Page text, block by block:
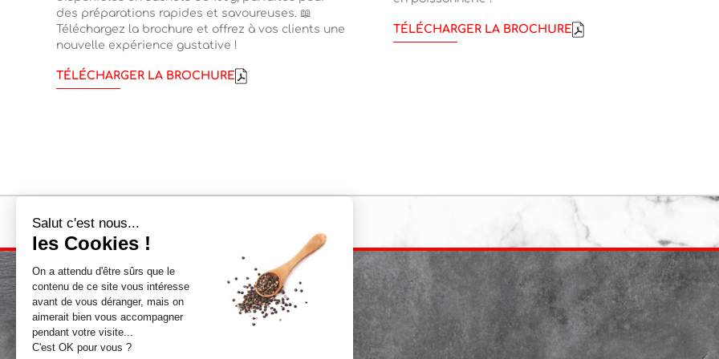
des préparations rapides et savoureuses. 📖
Téléchargez la brochure et offrez à vos clients une
nouvelle expérience gustative !
TÉLÉCHARGER LA BROCHURE
TÉLÉCHARGER LA BROCHURE